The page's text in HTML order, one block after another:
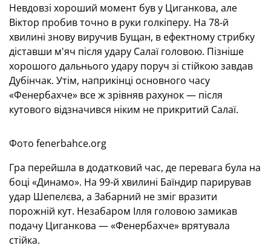
Невдовзі хороший момент був у Циганкова, але
Віктор пробив точно в руки голкіперу. На 78-й
хвилині знову виручив Бущан, в ефектному стрибку
діставши м'яч після удару Салаї головою. Пізніше
хорошого дальнього удару поруч зі стійкою завдав
Дубінчак. Утім, наприкінці основного часу
«Фенербахче» все ж зрівняв рахунок — після
кутового відзначився ніким не прикритий Салаї.
Фото fenerbahce.org
Гра перейшла в додатковий час, де перевага була на
боці «Динамо». На 99-й хвилині Баїндир парирував
удар Шепелєва, а Забарний не зміг вразити
порожній кут. Незабаром Ілля головою замикав
подачу Циганкова — «Фенербахче» врятувала
стійка.